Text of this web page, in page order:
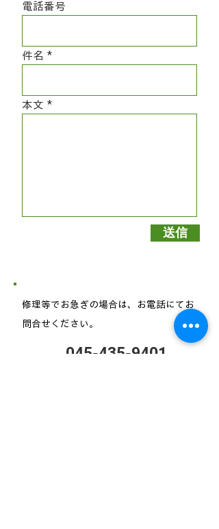
電話番号
件名
本文
送信
修理等でお急ぎの場合は、お電話にてお
問合せください。
045-435-9401